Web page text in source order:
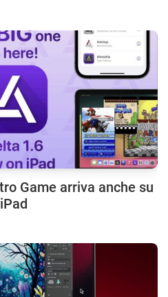
Game arriva anche su
iPad